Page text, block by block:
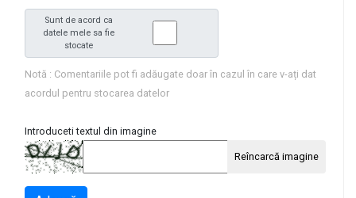
Sunt de acord ca
datele mele sa fie
stocate
Notă : Comentariile pot fi adăugate doar în cazul în care v-ați dat
acordul pentru stocarea datelor
Introduceti textul din imagine
Reîncarcă imagine